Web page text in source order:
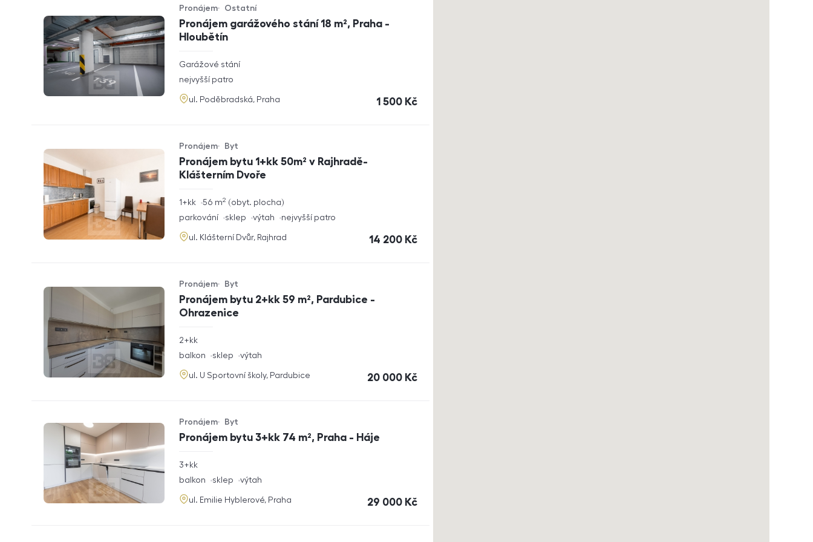
Pronájem garážového stání 18 m², Praha -
Hloubětín
Typ nabídky
Pronájem
Typ nemovitosti
Ostatní
rozměry
Garážové stání
funkce
nejvyšší patro
adresa
ul. Poděbradská, Praha cena
1 500 Kč
Pronájem bytu 1+kk 50m² v Rajhradě-
Klášterním Dvoře
Typ nabídky
Pronájem
Typ nemovitosti
Byt
rozměry
1+kk obyt. plocha
56 m2
funkce
parkování sklep výtah nejvyšší patro
adresa
ul. Klášterní Dvůr, Rajhrad cena
14 200 Kč
Pronájem bytu 2+kk 59 m², Pardubice -
Ohrazenice
Typ nabídky
Pronájem
Typ nemovitosti
Byt
rozměry
2+kk
funkce
balkon sklep výtah
adresa
ul. U Sportovní školy, Pardubice cena
20 000 Kč
Pronájem bytu 3+kk 74 m², Praha - Háje
Typ nabídky
Pronájem
Typ nemovitosti
Byt
rozměry
3+kk
funkce
balkon sklep výtah
adresa
ul. Emilie Hyblerové, Praha cena
29 000 Kč